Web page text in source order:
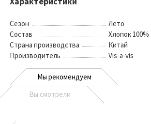
Сезон
Лето
Состав
Хлопок 100%
Страна производства
Китай
Производитель
Vis-a-vis
Мы рекомендуем
Вы смотрели